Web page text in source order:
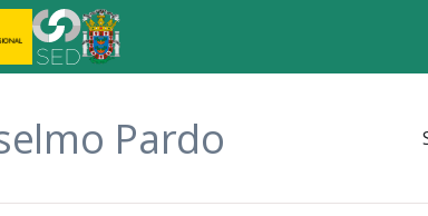
Pardo